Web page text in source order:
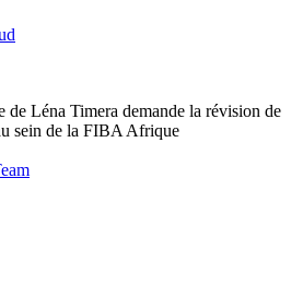
de Léna Timera demande la révision de
sein de la FIBA Afrique